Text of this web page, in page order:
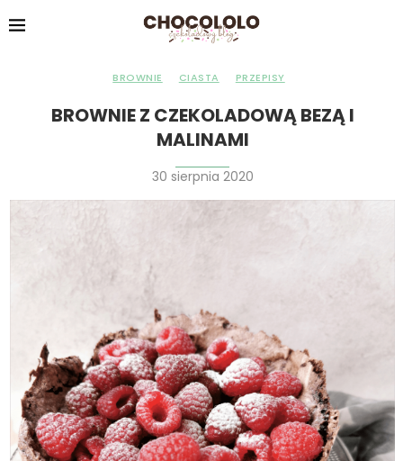
BROWNIE CIASTA PRZEPISY
BROWNIE Z CZEKOLADOWĄ BEZĄ I
MALINAMI
30 sierpnia 2020